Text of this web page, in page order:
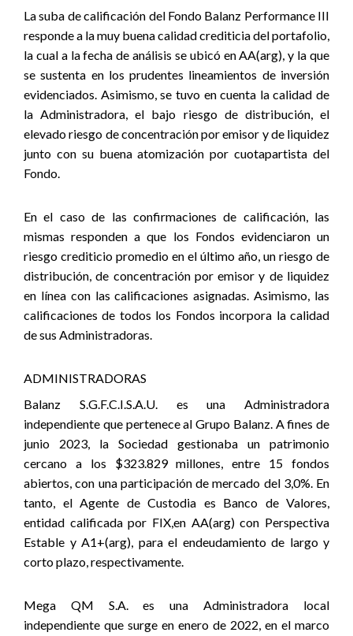
La suba de calificación del Fondo Balanz Performance III
responde a la muy buena calidad crediticia del portafolio,
la cual a la fecha de análisis se ubicó en AA(arg), y la que
se sustenta en los prudentes lineamientos de inversión
evidenciados. Asimismo, se tuvo en cuenta la calidad de
la Administradora, el bajo riesgo de distribución, el
elevado riesgo de concentración por emisor y de liquidez
junto con su buena atomización por cuotapartista del
Fondo.
En el caso de las confirmaciones de calificación, las
mismas responden a que los Fondos evidenciaron un
riesgo crediticio promedio en el último año, un riesgo de
distribución, de concentración por emisor y de liquidez
en línea con las calificaciones asignadas. Asimismo, las
calificaciones de todos los Fondos incorpora la calidad
de sus Administradoras.
ADMINISTRADORAS
Balanz S.G.F.C.I.S.A.U. es una Administradora
independiente que pertenece al Grupo Balanz. A fines de
junio 2023, la Sociedad gestionaba un patrimonio
cercano a los $323.829 millones, entre 15 fondos
abiertos, con una participación de mercado del 3,0%. En
tanto, el Agente de Custodia es Banco de Valores,
entidad calificada por FIX,en AA(arg) con Perspectiva
Estable y A1+(arg), para el endeudamiento de largo y
corto plazo, respectivamente.
Mega QM S.A. es una Administradora local
independiente que surge en enero de 2022, en el marco